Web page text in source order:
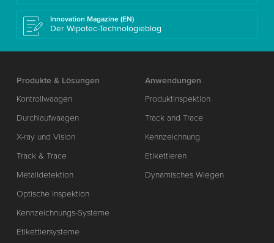
Innovation Magazine (EN)
Der Wipotec-Technologieblog
Produkte & Lösungen
Kontrollwaagen
Durchlaufwaagen
X-ray und Vision
Track & Trace
Metalldetektion
Optische Inspektion
Kennzeichnungs-Systeme
Etikettiersysteme
Anwendungen
Produktinspektion
Track and Trace
Kennzeichnung
Etikettieren
Dynamisches Wiegen